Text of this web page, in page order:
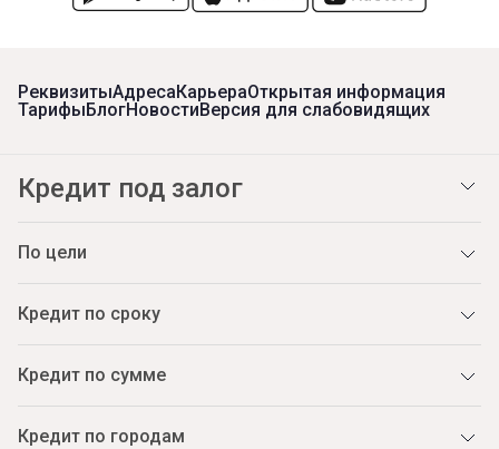
РеквизитыАдресаКарьераОткрытая информация
ТарифыБлогНовостиВерсия для слабовидящих
Кредит под залог
По цели
Кредит по сроку
Кредит по сумме
Кредит по городам